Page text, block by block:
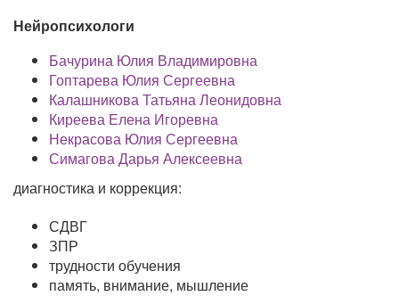
Нейропсихологи
Бачурина Юлия Владимировна
Гоптарева Юлия Сергеевна
Калашникова Татьяна Леонидовна
Киреева Елена Игоревна
Некрасова Юлия Сергеевна
Симагова Дарья Алексеевна
диагностика и коррекция:
СДВГ
ЗПР
трудности обучения
память, внимание, мышление